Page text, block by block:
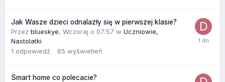
Jak Wasze dzieci odnalazły się w pierwszej klasie?
Przez blueskye, Wczoraj o 07:57 w Uczniowie,
Nastolatki
1 odpowiedź 65 wyświetleń
Smart home co polecacie?